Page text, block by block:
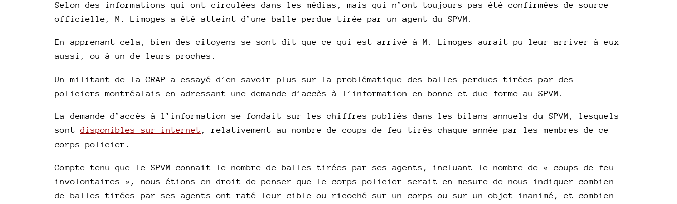
Selon des informations qui ont circulées dans les médias, mais qui n’ont toujours pas été confirmées de source
officielle, M. Limoges a été atteint d’une balle perdue tirée par un agent du SPVM.
En apprenant cela, bien des citoyens se sont dit que ce qui est arrivé à M. Limoges aurait pu leur arriver à eux
aussi, ou à un de leurs proches.
Un militant de la CRAP a essayé d’en savoir plus sur la problématique des balles perdues tirées par des
policiers montréalais en adressant une demande d’accès à l’information en bonne et due forme au SPVM.
La demande d’accès à l’information se fondait sur les chiffres publiés dans les bilans annuels du SPVM, lesquels
sont disponibles sur internet , relativement au nombre de coups de feu tirés chaque année par les membres de ce
corps policier.
Compte tenu que le SPVM connait le nombre de balles tirées par ses agents, incluant le nombre de « coups de feu
involontaires », nous étions en droit de penser que le corps policier serait en mesure de nous indiquer combien
de balles tirées par ses agents ont raté leur cible ou ricoché sur un corps ou sur un objet inanimé, et combien